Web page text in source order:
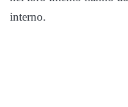
interno.